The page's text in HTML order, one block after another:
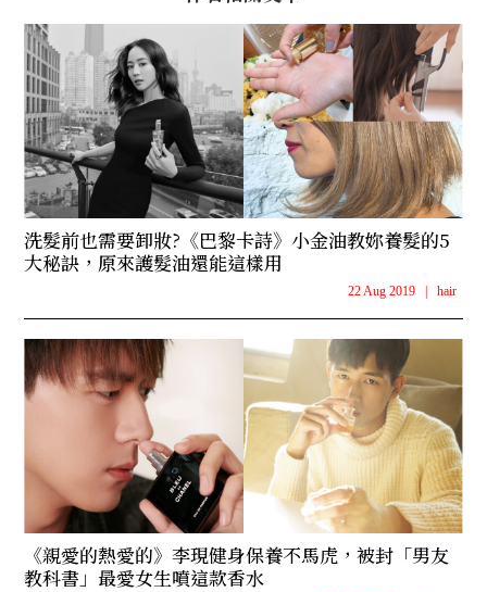
洗髮前也需要卸妝?《巴黎卡詩》小金油教妳養髮的5
大秘訣，原來護髮油還能這樣用
22 Aug 2019 hair
《親愛的熱愛的》李現健身保養不馬虎，被封「男友
教科書」最愛女生噴這款香水